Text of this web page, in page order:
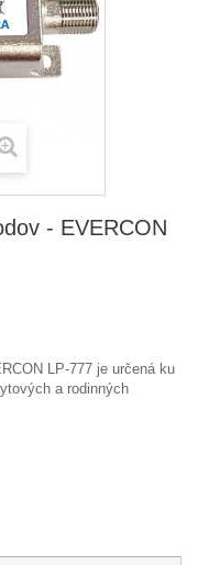
- EVERCON
LP-777 je určená ku
a rodinných